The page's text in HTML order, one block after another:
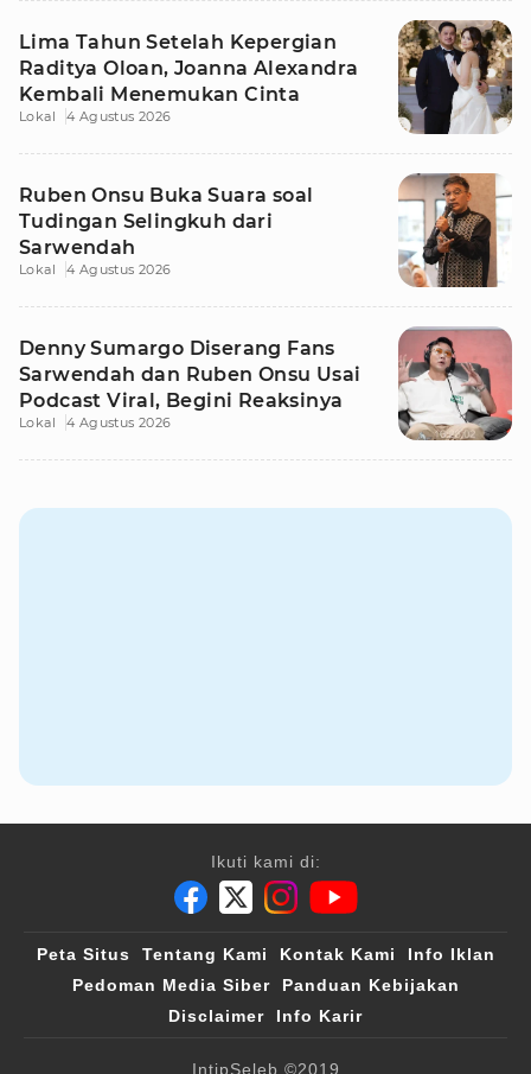
Lima Tahun Setelah Kepergian
Raditya Oloan, Joanna Alexandra
Kembali Menemukan Cinta
Lokal 4 Agustus 2026
Ruben Onsu Buka Suara soal
Tudingan Selingkuh dari
Sarwendah
Lokal 4 Agustus 2026
Denny Sumargo Diserang Fans
Sarwendah dan Ruben Onsu Usai
Podcast Viral, Begini Reaksinya
Lokal 4 Agustus 2026
Ikuti kami di:
Peta Situs Tentang Kami Kontak Kami
Info Iklan
Pedoman Media Siber
Panduan Kebijakan
Disclaimer
Info Karir
IntipSeleb ©2019